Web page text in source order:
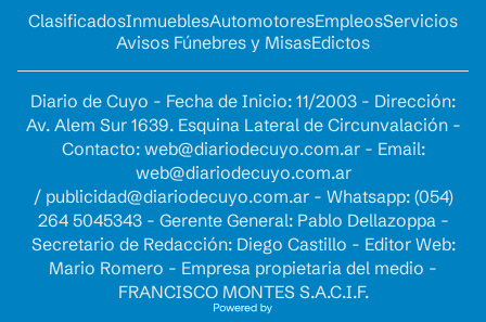
ClasificadosInmueblesAutomotoresEmpleosServicios
Avisos Fúnebres y MisasEdictos
Diario de Cuyo - Fecha de Inicio: 11/2003 - Dirección:
Av. Alem Sur 1639. Esquina Lateral de Circunvalación -
Contacto: web@diariodecuyo.com.ar- Email:
web@diariodecuyo.com.ar
/ publicidad@diariodecuyo.com.ar- Whatsapp: (054)
264 5045343 - Gerente General: Pablo Dellazoppa -
Secretario de Redacción: Diego Castillo - Editor Web:
Mario Romero - Empresa propietaria del medio -
FRANCISCO MONTES S.A.C.I.F.